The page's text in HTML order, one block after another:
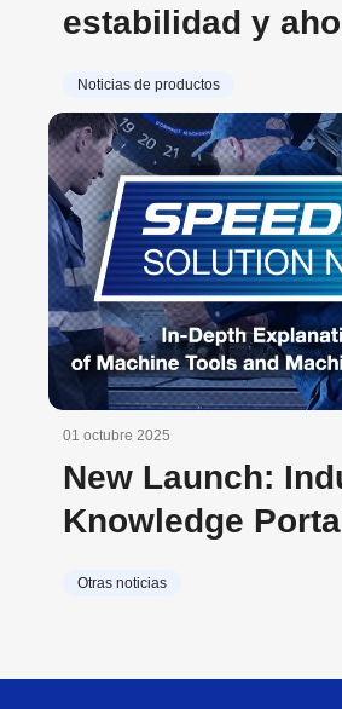
estabilidad y
Noticias de productos
01 octubre 2025
New Launch:
Knowledge
Otras noticias